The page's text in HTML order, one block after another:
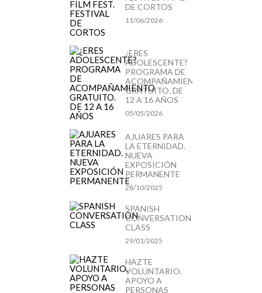
DE CORTOS
11/06/2026
¿ERES
ADOLESCENTE?
PROGRAMA DE
ACOMPAÑAMIENTO
GRATUITO. DE
12 A 16 AÑOS
05/05/2026
AJUARES PARA
LA ETERNIDAD.
NUEVA
EXPOSICIÓN
PERMANENTE
28/10/2025
SPANISH
CONVERSATION
CLASS
29/01/2025
HAZTE
VOLUNTARIO.
APOYO A
PERSONAS